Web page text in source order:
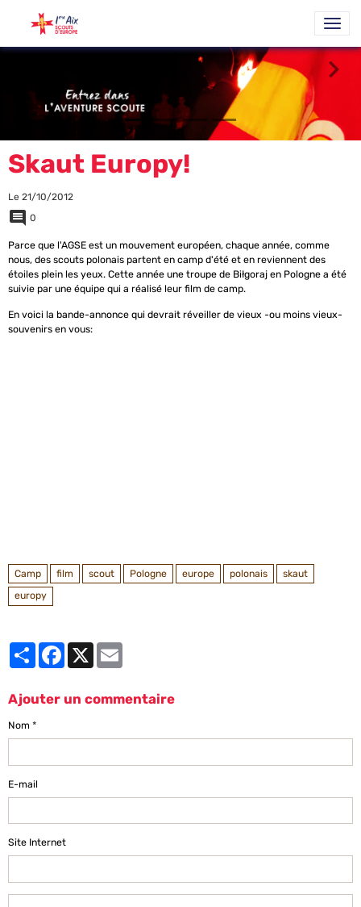
Skaut Europy!
Le 21/10/2012
0
Parce que l'AGSE est un mouvement européen, chaque année, comme
nous, des scouts polonais partent en camp d'été et en reviennent des
étoiles plein les yeux. Cette année une troupe de Biłgoraj en Pologne a été
suivie par une équipe qui a réalisé leur film de camp.
En voici la bande-annonce qui devrait réveiller de vieux -ou moins vieux-
souvenirs en vous:
Camp film scout Pologne europe polonais
skaut
europy
PartagerFacebook
Ajouter un commentaire
Nom
E-mail
Site Internet